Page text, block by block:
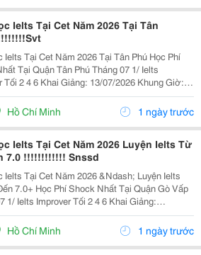
Ielts Tại Cet Năm 2026 Tại Tân
Tại Cet Năm 2026 Tại Tân Phú Học Phí
Quận Tân Phú Tháng 07 1/ Ielts
13/07/2026 Khung Giờ:
5% Khi Đăng Ký 2/ Ielts
Basic Tối 3 5 7 Khai...
Hồ Chí Minh 1 ngày trước
Ielts Tại Cet Năm 2026 Luyện Ielts Từ
7.0 !!!!!!!!!!!! Snssd
Ielts Tại Cet Năm 2026 &Ndash; Luyện Ielts
Nhất Tại Quận Gò Vấp
Phí Ưu Đãi
5% Khi Đăng Ký 2/ Ielts...
Hồ Chí Minh 1 ngày trước